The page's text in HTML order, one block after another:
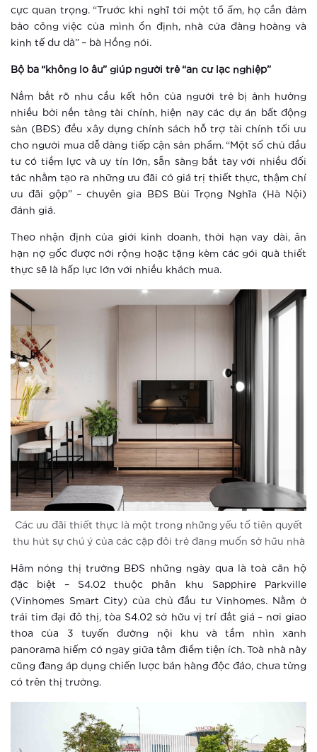
cực quan trọng. “Trước khi nghĩ tới một tổ ấm, họ cần đảm
bảo công việc của mình ổn định, nhà cửa đàng hoàng và
kinh tế dư dả” – bà Hồng nói.
Bộ ba “không lo âu” giúp người trẻ “an cư lạc nghiệp”
Nắm bắt rõ nhu cầu kết hôn của người trẻ bị ảnh hưởng
nhiều bởi nền tảng tài chính, hiện nay các dự án bất động
sản (BĐS) đều xây dựng chính sách hỗ trợ tài chính tối ưu
cho người mua dễ dàng tiếp cận sản phẩm. “Một số chủ đầu
tư có tiềm lực và uy tín lớn, sẵn sàng bắt tay với nhiều đối
tác nhằm tạo ra những ưu đãi có giá trị thiết thực, thậm chí
ưu đãi gộp” – chuyên gia BĐS Bùi Trọng Nghĩa (Hà Nội)
đánh giá.
Theo nhận định của giới kinh doanh, thời hạn vay dài, ân
hạn nợ gốc được nới rộng hoặc tặng kèm các gói quà thiết
thực sẽ là hấp lực lớn với nhiều khách mua.
Các ưu đãi thiết thực là một trong những yếu tố tiên quyết
thu hút sự chú ý của các cặp đôi trẻ đang muốn sở hữu nhà
Hâm nóng thị trường BĐS những ngày qua là toà căn hộ
đặc biệt – S4.02 thuộc phân khu Sapphire Parkville
(Vinhomes Smart City) của chủ đầu tư Vinhomes. Nằm ở
trái tim đại đô thị, tòa S4.02 sở hữu vị trí đắt giá – nơi giao
thoa của 3 tuyến đường nội khu và tầm nhìn xanh
panorama hiếm có ngay giữa tâm điểm tiện ích. Toà nhà này
cũng đang áp dụng chiến lược bán hàng độc đáo, chưa từng
có trên thị trường.
Ưu thế giúp The Sapphire 3 –
Vinhomes Smart City hút nhà đầu tư
Xem thêm
Ra mắt vườn Nhật tại Hà Nội
Xem thêm
Khám phá điểm “check in” mới cực
chất tại Hà Nội
Xem thêm
Vinhomes Smart City ra mắt phân khu
The Sapphire 3
tại khu vườn Nhật phía Tây Hà Nội
Xem thêm
Thông báo thay đổi tiện ích cảnh
quan
Xem thêm
Một ngày có thể dài 26 tiếng ở
Vinhomes Smart City?
Xem thêm
Đô thị thông minh xóa tan mọi nỗi lo
của người lớn tuổi
Xem thêm
Thành phố thông minh khác xa khu
Xem thêm